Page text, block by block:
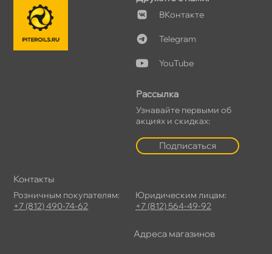
Контакте
Telegram
YouTube
Рассылка
Узнавайте первыми о
акциях и скидках:
Подписаться
Контакты
Розничным покупателям:
+7 (812) 490-74-62
Юридическим лицам:
+7 (812) 564-49-92
Адреса магазино